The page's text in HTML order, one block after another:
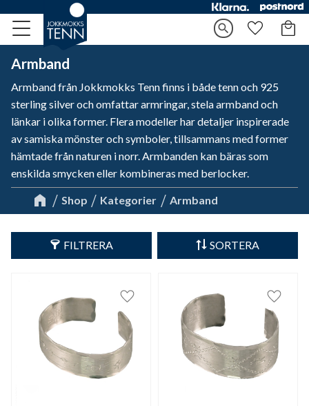
Meny search Favoriter
Armband
Shop Kategorier Armband
Armband från Jokkmokks Tenn finns i både tenn och 925
sterling silver och omfattar armringar, stela armband och
länkar i olika former. Flera modeller har detaljer inspirerade
av samiska mönster och symboler, tillsammans med former
hämtade från naturen i norr. Armbanden kan bäras som
enskilda smycken eller kombineras med berlocker.
FILTRERA SORTERA
Lägg till i favoriter Lägg